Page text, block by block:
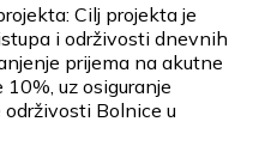
Cilj projekta je
i održivosti dnevnih
prijema na akutne
uz osiguranje
Bolnice u